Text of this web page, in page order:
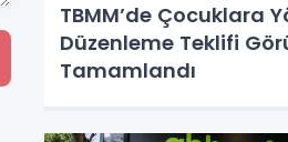
TBMM’de Çocuklara
Düzenleme Teklifi
Tamamlandı